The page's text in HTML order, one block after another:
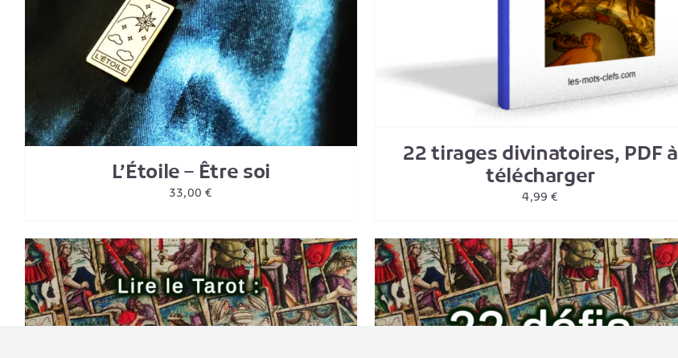
L’Étoile – Être soi
33,00€
22 tirages divinatoires, PDF à
télécharger
4,99€